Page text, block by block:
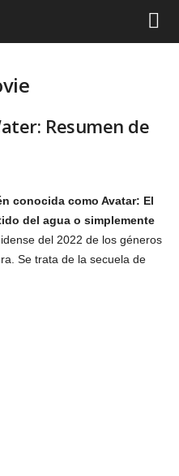
Resumen de
conocida como Avatar: El
del agua o simplemente
del 2022 de los géneros
Se trata de la secuela de